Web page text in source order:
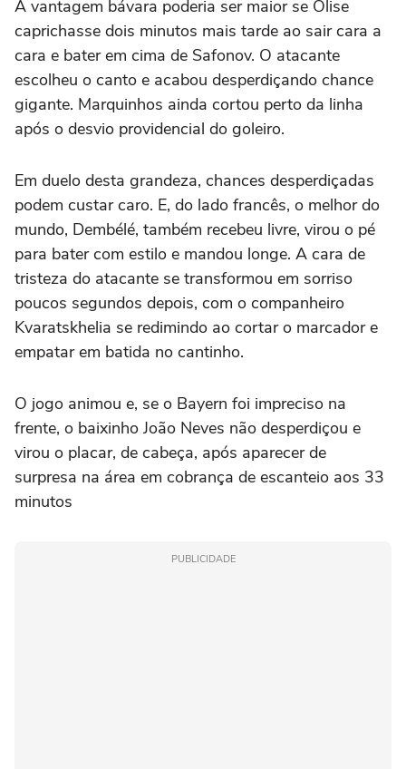
A vantagem bávara poderia ser maior se Olise
caprichasse dois minutos mais tarde ao sair cara a
cara e bater em cima de Safonov. O atacante
escolheu o canto e acabou desperdiçando chance
gigante. Marquinhos ainda cortou perto da linha
após o desvio providencial do goleiro.
Em duelo desta grandeza, chances desperdiçadas
podem custar caro. E, do lado francês, o melhor do
mundo, Dembélé, também recebeu livre, virou o pé
para bater com estilo e mandou longe. A cara de
tristeza do atacante se transformou em sorriso
poucos segundos depois, com o companheiro
Kvaratskhelia se redimindo ao cortar o marcador e
empatar em batida no cantinho.
O jogo animou e, se o Bayern foi impreciso na
frente, o baixinho João Neves não desperdiçou e
virou o placar, de cabeça, após aparecer de
surpresa na área em cobrança de escanteio aos 33
minutos
PUBLICIDADE